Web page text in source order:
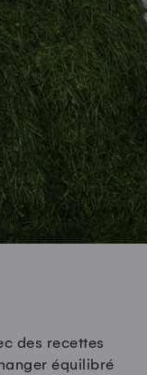
des recettes
équilibré